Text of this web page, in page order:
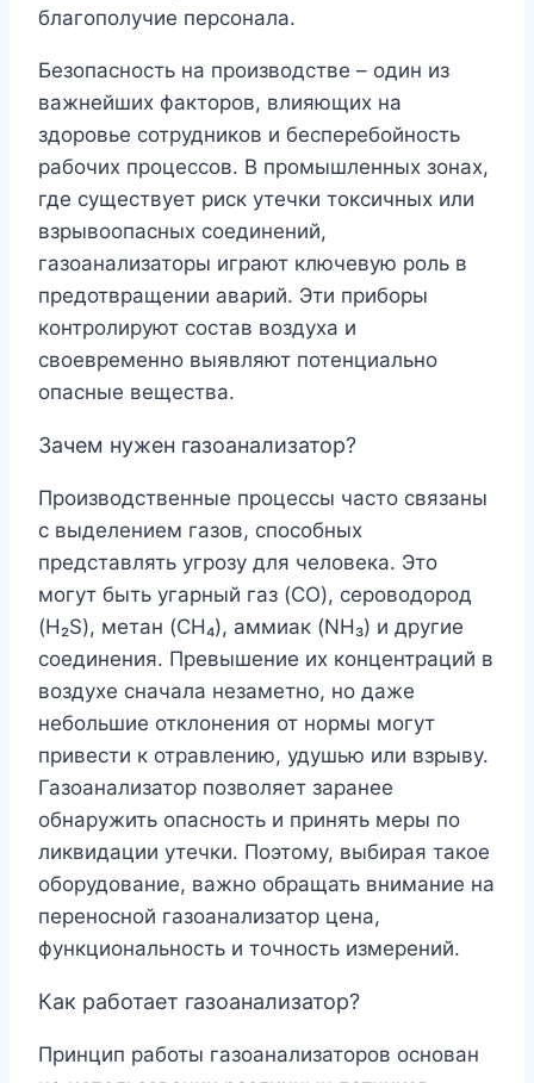
благополучие персонала.
Безопасность на производстве – один из
важнейших факторов, влияющих на
здоровье сотрудников и бесперебойность
рабочих процессов. В промышленных зонах,
где существует риск утечки токсичных или
взрывоопасных соединений,
газоанализаторы играют ключевую роль в
предотвращении аварий. Эти приборы
контролируют состав воздуха и
своевременно выявляют потенциально
опасные вещества.
Зачем нужен газоанализатор?
Производственные процессы часто связаны
с выделением газов, способных
представлять угрозу для человека. Это
могут быть угарный газ (CO), сероводород
(H₂S), метан (CH₄), аммиак (NH₃) и другие
соединения. Превышение их концентраций в
воздухе сначала незаметно, но даже
небольшие отклонения от нормы могут
привести к отравлению, удушью или взрыву.
Газоанализатор позволяет заранее
обнаружить опасность и принять меры по
ликвидации утечки. Поэтому, выбирая такое
оборудование, важно обращать внимание на
переносной газоанализатор цена,
функциональность и точность измерений.
Как работает газоанализатор?
Принцип работы газоанализаторов основан